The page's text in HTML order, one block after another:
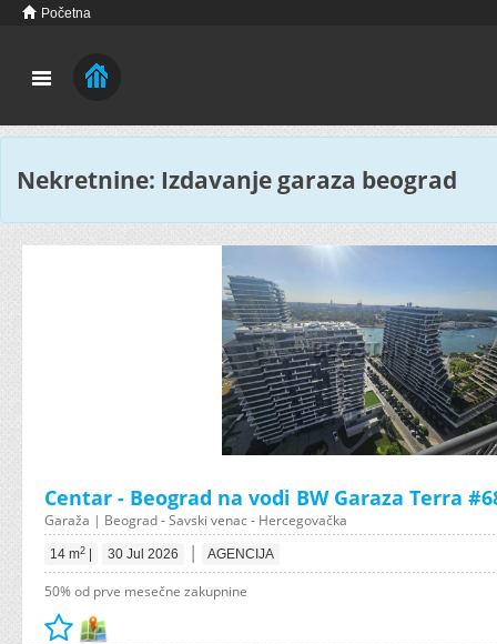
Početna
Nekretnine: Izdavanje garaza beograd
Centar - Beograd na vodi BW Garaza Terra
Garaža | Beograd - Savski venac - Hercegovačka
14 m2 30 Jul 2026 | AGENCIJA
50% od prve mesečne zakupnine